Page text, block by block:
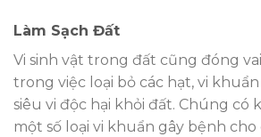
Làm Sạch Đất
Vi sinh vật trong đất cũng đóng
trong việc loại bỏ các hạt, vi
siêu vi độc hại khỏi đất. Chúng có
một số loại vi khuẩn gây bệnh cho